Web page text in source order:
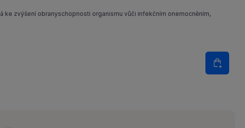
zvýšení obranyschopnosti organismu vůči infekčním onemocněním,
Množství
Do